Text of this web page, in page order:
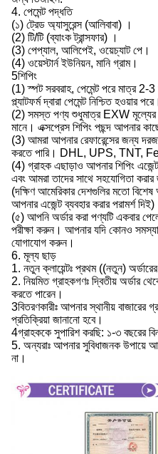
4. পেমেন্ট পদ্ধতি
(১) ট্রেড অ্যাসুরেন্স (আলিবাবা) ।
(2) টি/টি (ব্যাংক ট্রান্সফার) ।
(3) পেপ্যাল, আলিপেই, ওয়েচ্যাট পে।
(4) ওয়েস্টার্ন ইউনিয়ন, মানি গ্রাম।
5শিপিং
(1) স্পট সরবরাহ, পেমেন্ট পরে মাত্র 2-
প্ল্যাটফর্ম দ্বারা পেমেন্ট নিশ্চিত হওয়ার পরে।
(2) সমস্ত পণ্য শুধুমাত্র EXW মূল্যের
মানে। এক্সপ্রেস শিপিং পছন্দ আপনার
(3) আমরা আপনার রেফারেন্সের জন্য
করতে পারি। DHL, UPS, TNT,
(4) গ্রাহক এছাড়াও আপনার শিপিং
এবং আমরা তাদের সাথে সহযোগিতা করার
(দক্ষিণ আমেরিকার দেশগুলির মতো
আপনার এজেন্ট ব্যবহার করার পরামর্শ দিই)
(৫) আপনি অর্ডার করা পণ্যটি একবার
পরীক্ষা করুন। আপনার যদি কোনও
যোগাযোগ করুন।
6. মূল্য ছাড়
1. নতুন ক্লায়েন্টঃ প্রথম ((নতুন)
2. নিয়মিত গ্রাহকগণঃ দ্বিতীয় অর্ডার
করতে পারেন।
3বিতরণকারীঃ আপনার স্থানীয় বাজারের
প্রতিক্রিয়া জানানো হবে।
4গ্রাহককে সুপারিশ করছি: ১-৩ বছরের
5. অন্যরাঃ আপনার সুবিধাজনক উপায়ে
না।